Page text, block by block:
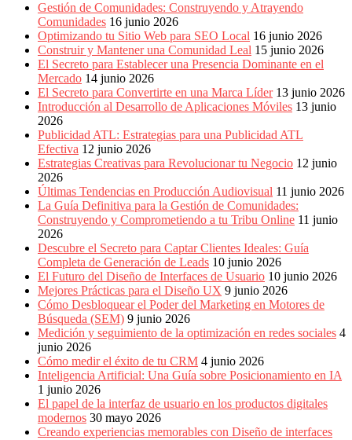
Gestión de Comunidades: Construyendo y Atrayendo
Comunidades 16 junio 2026
Optimizando tu Sitio Web para SEO Local 16 junio 2026
Construir y Mantener una Comunidad Leal 15 junio 2026
El Secreto para Establecer una Presencia Dominante en el
Mercado 14 junio 2026
El Secreto para Convertirte en una Marca Líder 13 junio 2026
Introducción al Desarrollo de Aplicaciones Móviles 13 junio
2026
Publicidad ATL: Estrategias para una Publicidad ATL
Efectiva 12 junio 2026
Estrategias Creativas para Revolucionar tu Negocio 12 junio
2026
Últimas Tendencias en Producción Audiovisual 11 junio 2026
La Guía Definitiva para la Gestión de Comunidades:
Construyendo y Comprometiendo a tu Tribu Online 11 junio
2026
Descubre el Secreto para Captar Clientes Ideales: Guía
Completa de Generación de Leads 10 junio 2026
El Futuro del Diseño de Interfaces de Usuario 10 junio 2026
Mejores Prácticas para el Diseño UX 9 junio 2026
Cómo Desbloquear el Poder del Marketing en Motores de
Búsqueda (SEM) 9 junio 2026
Medición y seguimiento de la optimización en redes sociales 4
junio 2026
Cómo medir el éxito de tu CRM 4 junio 2026
Inteligencia Artificial: Una Guía sobre Posicionamiento en IA
1 junio 2026
El papel de la interfaz de usuario en los productos digitales
modernos 30 mayo 2026
Creando experiencias memorables con Diseño de interfaces